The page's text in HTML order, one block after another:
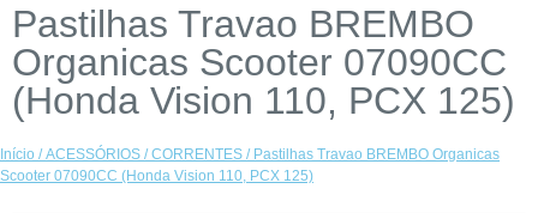
Pastilhas Travao BREMBO
Organicas Scooter 07090CC
(Honda Vision 110, PCX 125)
Início /ACESSÓRIOS /CORRENTES / Pastilhas Travao BREMBO Organicas
Scooter 07090CC (Honda Vision 110, PCX 125)